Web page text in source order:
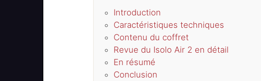
Introduction
Caractéristiques techniques
Contenu du coffret
Revue du Isolo Air 2 en détail
En résumé
Conclusion